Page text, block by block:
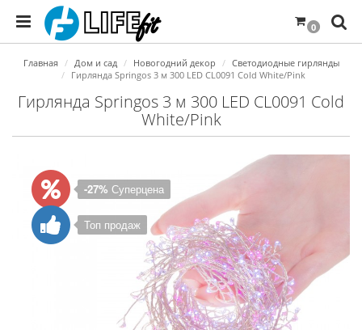
0
Главная Дом и сад Новогодний декор
Светодиодные гирлянды
Гирлянда Springos 3 м 300 LED CL0091 Cold White/Pink
Гирлянда Springos 3 м 300 LED CL0091 Cold
White/Pink
-27% Суперцена
Топ продаж